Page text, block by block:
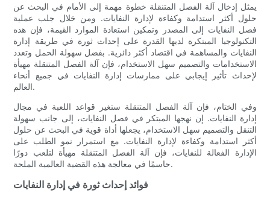
يمثل إدخال آلة الفصل المتنقلة خطوة مهمة إلى الأمام في البحث عن
حلول أكثر استدامة وكفاءة لإدارة النفايات. ومن خلال جلب عملية
فصل النفايات إلى المصدر وتمكين استعادة الموارد القيمة، فإن هذه
التكنولوجيا المبتكرة لديها القدرة على إحداث ثورة في طريقة إدارة
النفايات والمساهمة في اقتصاد أكثر دائرية. بفضل سهولة الحمل وتعدد
الاستخدامات والتصميم سهل الاستخدام، فإن آلة الفصل المتنقلة مهيأة
لإحداث تأثير إيجابي على ممارسات إدارة النفايات في جميع أنحاء
العالم.
وفي الختام، فإن آلة الفصل المتنقلة ستغير قواعد اللعبة في مجال
إدارة النفايات. إن نهجها المبتكر في فصل النفايات، إلى جانب سهولة
التنقل والتصميم سهل الاستخدام، يجعلها أداة قوية في البحث عن حلول
أكثر استدامة وكفاءة لإدارة النفايات. مع استمرار نمو الطلب على
الإدارة الفعالة للنفايات، فإن آلة الفصل المتنقلة مهيأة لتلعب دورًا
حاسمًا في معالجة هذه القضية العالمية الملحة.
فوائد إحداث ثورة في إدارة النفايات